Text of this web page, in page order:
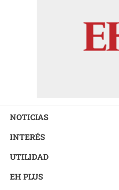
NOTICIAS
INTERÉS
UTILIDAD
EH PLUS